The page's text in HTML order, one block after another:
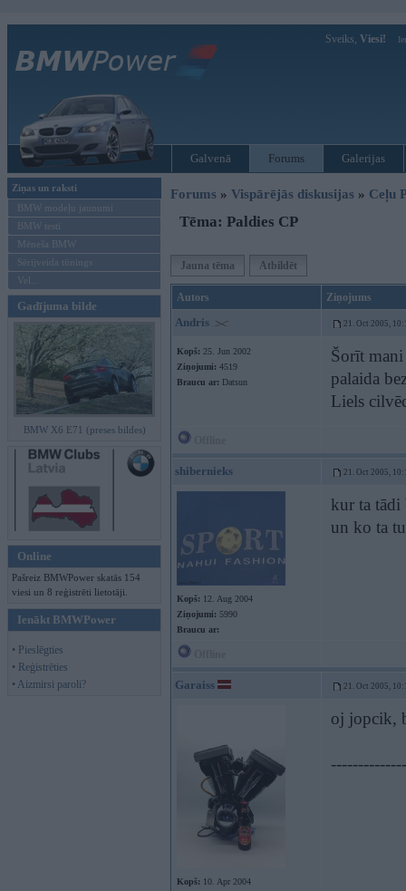
Sveiks, Viesi!
Galvenā Forums Galerijas
Ziņas un raksti
BMW modeļu jaunumi
BMW testi
Mēneša BMW
Sērijveida tūnings
Vel...
Gadījuma bilde
BMW X6 E71 (preses bildes)
Online
Pašreiz BMWPower skatās 154
viesi un 8 reģistrēti lietotāji.
Ienākt BMWPower
• Pieslēgties
• Reģistrēties
• Aizmirsi paroli?
Forums » Vispārējās diskusijas » Ceļu
Tēma: Paldies CP
Jauna tēma Atbildēt
Autors Ziņojums
Andris 21. Oct 2005,
Kopš: 25. Jun 2002
Ziņojumi: 4519
Braucu ar: Datsun
Šorīt
palaida
Liels
shibernieks 21. Oct 2005,
Kopš: 12. Aug 2004
Ziņojumi: 5990
Braucu ar:
kur ta
un ko ta
Garaiss 21. Oct 2005,
Kopš: 10. Apr 2004
oj jopcik,